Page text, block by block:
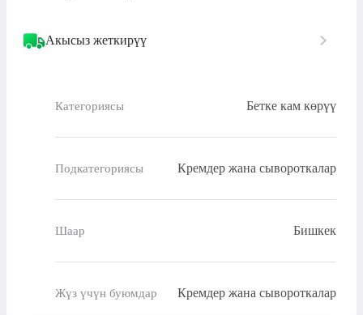
Акысыз жеткирүү
Категориясы Бетке кам көрүү
Подкатегориясы Кремдер жана сывороткалар
Шаар Бишкек
Жүз үчүн буюмдар Кремдер жана сывороткалар